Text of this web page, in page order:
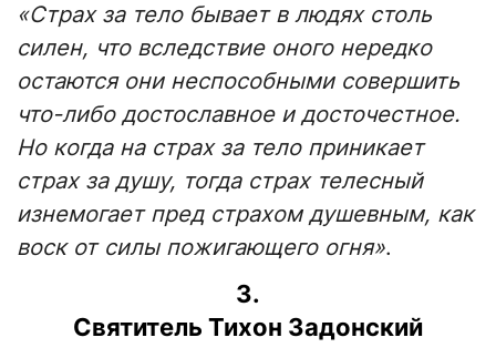
«Страх за тело бывает в людях столь
силен, что вследствие оного нередко
остаются они неспособными совершить
что-либо достославное и досточестное.
Но когда на страх за тело приникает
страх за душу, тогда страх телесный
изнемогает пред страхом душевным, как
воск от силы пожигающего огня».
3.
Святитель Тихон Задонский